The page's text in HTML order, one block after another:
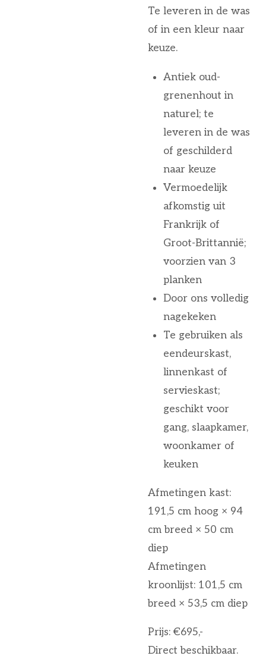
Te leveren in de was
of in een kleur naar
keuze.
Antiek oud-
grenenhout in
naturel; te
leveren in de was
of geschilderd
naar keuze
Vermoedelijk
afkomstig uit
Frankrijk of
Groot-Brittannië;
voorzien van 3
planken
Door ons volledig
nagekeken
Te gebruiken als
eendeurskast,
linnenkast of
servieskast;
geschikt voor
gang, slaapkamer,
woonkamer of
keuken
Afmetingen kast:
191,5 cm hoog × 94
cm breed × 50 cm
diep
Afmetingen
kroonlijst: 101,5 cm
breed × 53,5 cm diep
Prijs: €695,-
Direct beschikbaar.